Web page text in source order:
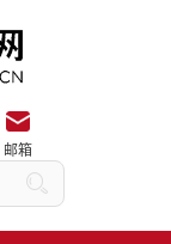
邮箱